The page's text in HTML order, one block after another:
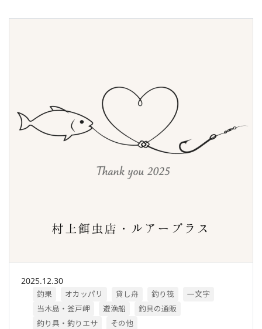
2025.12.30
釣果 オカッパリ 貸し舟 釣り筏
一文字
当木島・釜戸岬
遊漁船
釣具の通販
釣り具・釣りエサ
その他